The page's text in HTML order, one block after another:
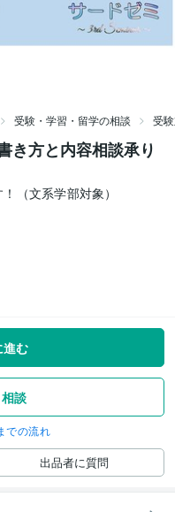
受験・学習・留学の相談 受
方と内容相談承り
（文系学部対象）
進む
談
での流れ
出品者に質問